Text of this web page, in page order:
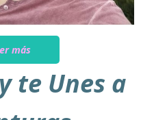
más
te Unes a